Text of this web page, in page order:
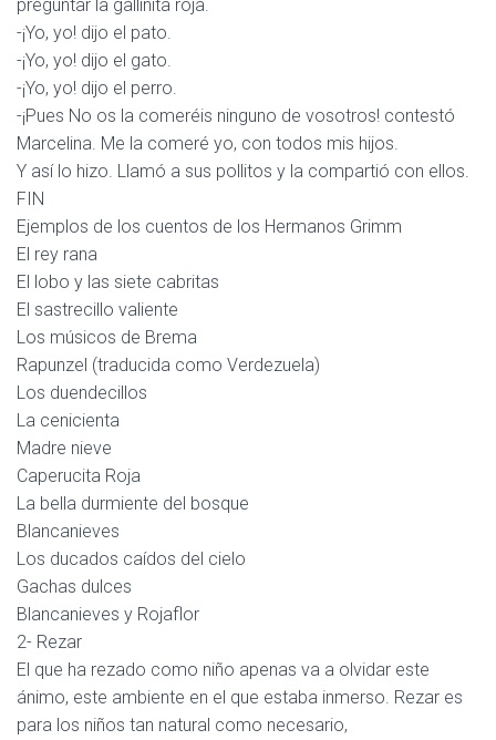
preguntar la gallinita roja.
-¡Yo, yo! dijo el pato.
-¡Yo, yo! dijo el gato.
-¡Yo, yo! dijo el perro.
-¡Pues No os la comeréis ninguno de vosotros! contestó
Marcelina. Me la comeré yo, con todos mis hijos.
Y así lo hizo. Llamó a sus pollitos y la compartió con ellos.
FIN
Ejemplos de los cuentos de los Hermanos Grimm
El rey rana
El lobo y las siete cabritas
El sastrecillo valiente
Los músicos de Brema
Rapunzel (traducida como Verdezuela)
Los duendecillos
La cenicienta
Madre nieve
Caperucita Roja
La bella durmiente del bosque
Blancanieves
Los ducados caídos del cielo
Gachas dulces
Blancanieves y Rojaflor
2- Rezar
El que ha rezado como niño apenas va a olvidar este
ánimo, este ambiente en el que estaba inmerso. Rezar es
para los niños tan natural como necesario,